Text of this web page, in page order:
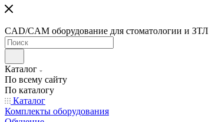
CAD/CAM оборудование для стоматологии и ЗТЛ
Каталог
По всему сайту
По каталогу
Каталог
Комплекты оборудования